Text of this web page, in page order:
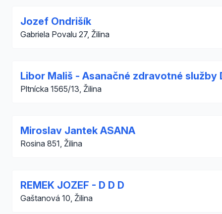
Jozef Ondrišík
Gabriela Povalu 27, Žilina
Libor Mališ - Asanačné zdravotné služby
Pltnícka 1565/13, Žilina
Miroslav Jantek ASANA
Rosina 851, Žilina
REMEK JOZEF - D D D
Gaštanová 10, Žilina